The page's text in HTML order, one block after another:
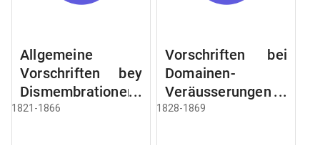
Allgemeine
Vorschriften bey
Dismembrationen
Domainen-
1821-1866
Vorschriften bei
Domainen-
Veräusserungen
und
1828-1869